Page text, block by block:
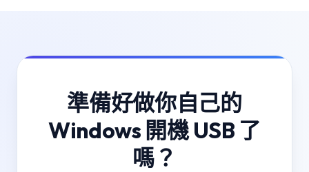
準備好做你自己的
Windows 開機 USB 了
嗎？